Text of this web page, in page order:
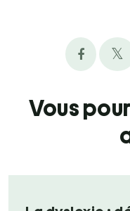
Vous